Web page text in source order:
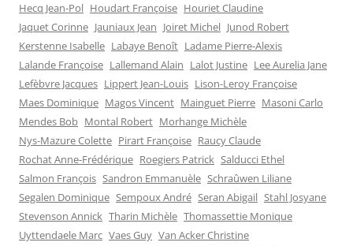
Hecq Jean-Pol Houdart Françoise Houriet Claudine
Jaquet Corinne Jauniaux Jean Joiret Michel Junod Robert
Kerstenne Isabelle Labaye Benoît Ladame Pierre-Alexis
Lalande Françoise Lallemand Alain Lalot Justine Lee Aurelia Jane
Lefèbvre Jacques Lippert Jean-Louis Lison-Leroy Françoise
Maes Dominique Magos Vincent Mainguet Pierre Masoni Carlo
Mendes Bob Montal Robert Morhange Michèle
Nys-Mazure Colette Pirart Françoise Raucy Claude
Rochat Anne-Frédérique Roegiers Patrick Salducci Ethel
Salmon François Sandron Emmanuèle Schraûwen Liliane
Segalen Dominique Sempoux André Seran Abigail Stahl Josyane
Stevenson Annick Tharin Michèle Thomassettie Monique
Uyttendaele Marc Vaes Guy Van Acker Christine